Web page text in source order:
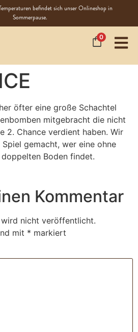
befindet sich unser Onlineshop in
Sommerpause.
0
öfter eine große Schachtel
mitgebracht die nicht
2. Chance verdient haben. Wir
gemacht, wer eine ohne
Boden findet.
Kommentar
nicht veröffentlicht.
mit * markiert